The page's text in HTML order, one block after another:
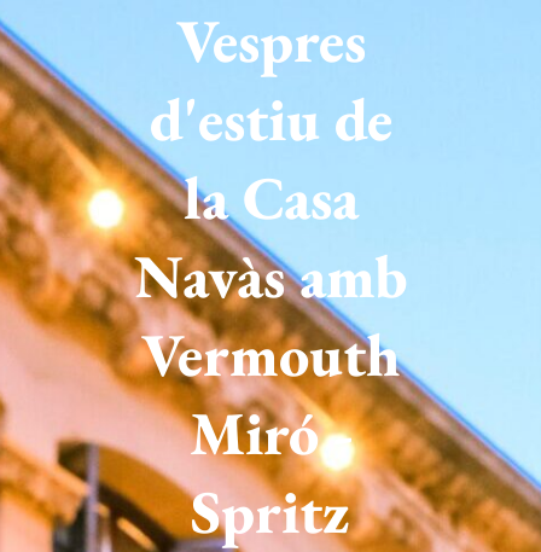
Vespres
d'estiu de
la Casa
Navàs amb
Vermouth
Miró -
Spritz